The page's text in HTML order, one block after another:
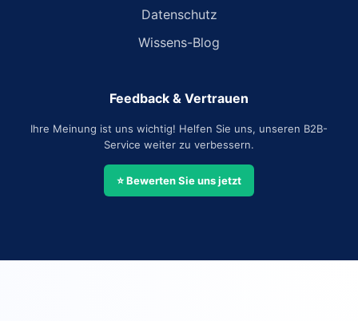
Datenschutz
Wissens-Blog
Feedback & Vertrauen
Ihre Meinung ist uns wichtig! Helfen Sie uns, unseren B2B-
Service weiter zu verbessern.
⭐ Bewerten Sie uns jetzt